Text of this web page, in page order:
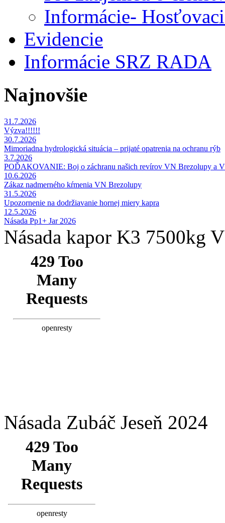
Informácie-
Evidencie
Informácie SRZ RADA
Najnovšie
31.7.2026
Výzva!!!!!!
30.7.2026
Mimoriadna hydrologická situácia – prijaté opatrenia na ochranu rýb
3.7.2026
POĎAKOVANIE: Boj o záchranu našich revírov VN Brezolupy a
10.6.2026
Zákaz nadmerného kŕmenia VN Brezolupy
31.5.2026
Upozornenie na dodržiavanie hornej miery kapra
12.5.2026
Násada Pp1+ Jar 2026
Násada kapor K3 7500kg
Násada Zubáč Jeseň 2024